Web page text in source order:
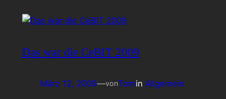
Das war die CeBIT 2009
März 12, 2009—vonTomin Allgemein